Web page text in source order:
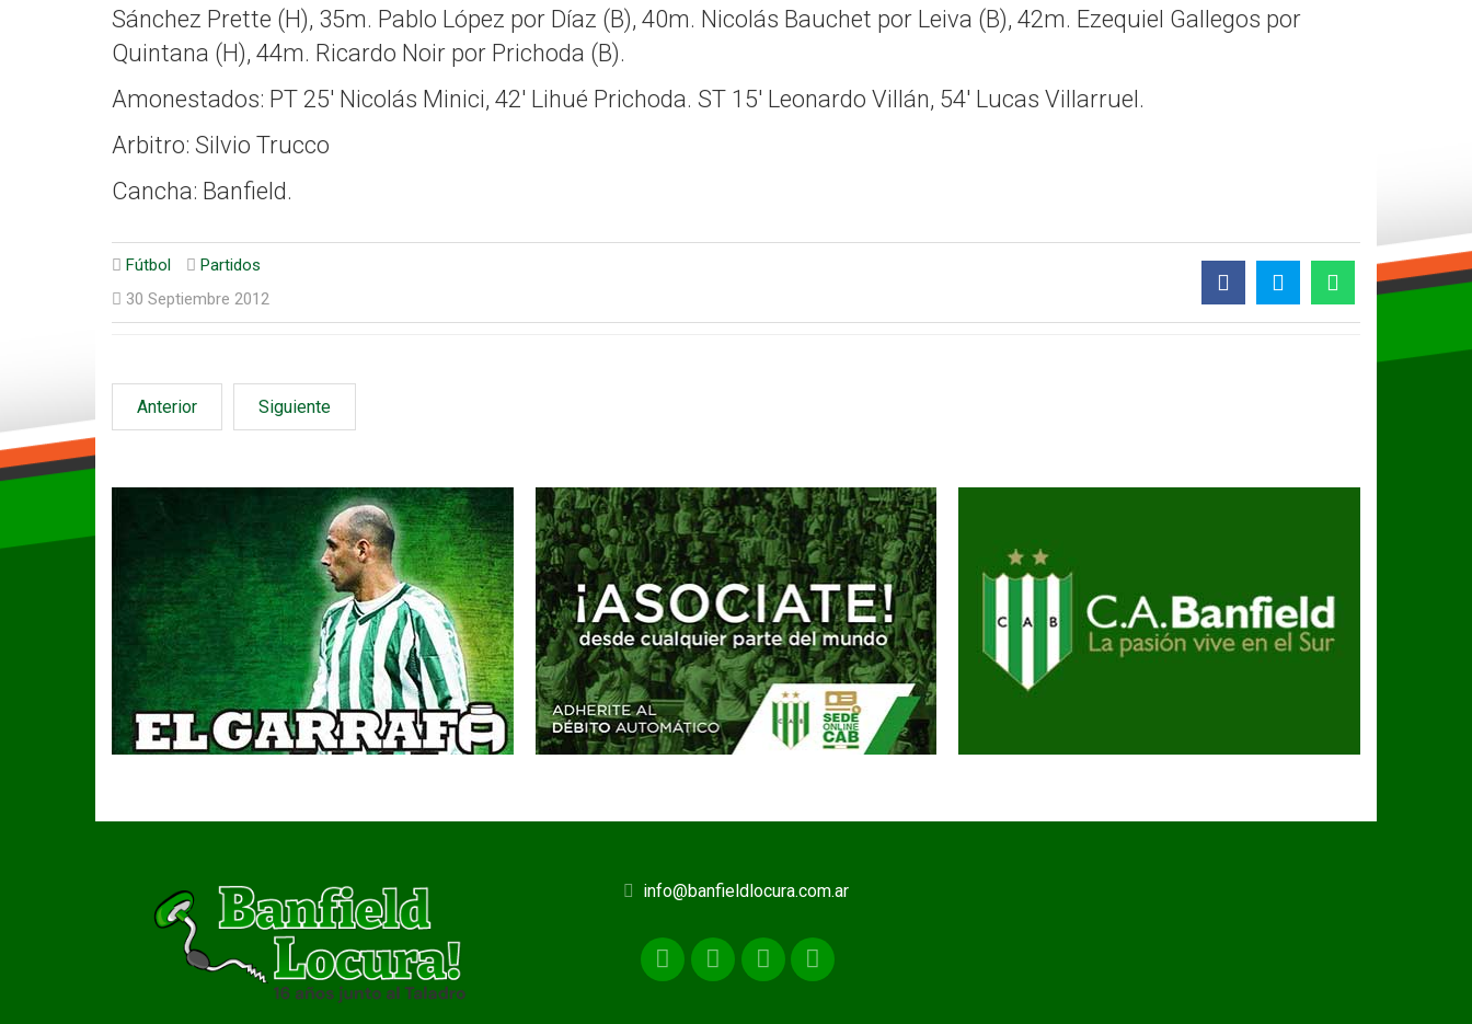
Sánchez Prette (H), 35m. Pablo López por Díaz (B), 40m. Nicolás Bauchet por Leiva (B), 42m. Ezequiel Gallegos por
Quintana (H), 44m. Ricardo Noir por Prichoda (B).
Amonestados: PT 25' Nicolás Minici, 42' Lihué Prichoda. ST 15' Leonardo Villán, 54' Lucas Villarruel.
Arbitro: Silvio Trucco
Cancha: Banfield.
Fútbol
Partidos
30 Septiembre 2012
Anterior Siguiente
info@banfieldlocura.com.ar